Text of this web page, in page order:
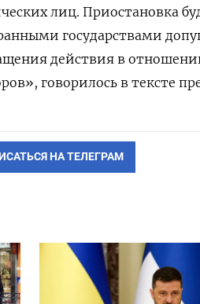
лиц. Приостановка
государствами
действия в
говорилось в тексте
НА ТЕЛЕГРАМ